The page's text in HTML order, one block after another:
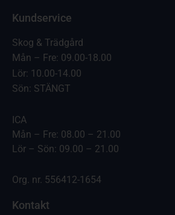
Kundservice
Skog & Trädgård
Mån – Fre: 09.00-18.00
Lör: 10.00-14.00
Sön: STÄNGT
ICA
Mån – Fre: 08.00 – 21.00
Lör – Sön: 09.00 – 21.00
Org. nr. 556412-1654
Kontakt